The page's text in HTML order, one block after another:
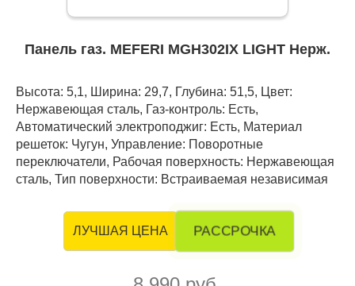
Панель газ. MEFERI MGH302IX LIGHT Нерж.
Высота: 5,1, Ширина: 29,7, Глубина: 51,5, Цвет:
Нержавеющая сталь, Газ-контроль: Есть,
Автоматический электроподжиг: Есть, Материал
решеток: Чугун, Управление: Поворотные
переключатели, Рабочая поверхность: Нержавеющая
сталь, Тип поверхности: Встраиваемая независимая
ЛУЧШАЯ ЦЕНА РАССРОЧКА